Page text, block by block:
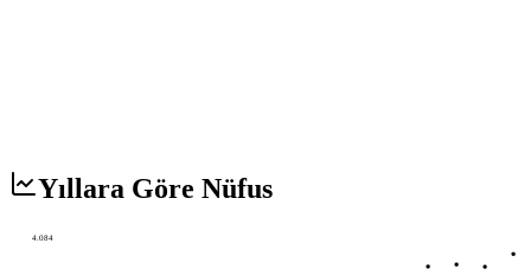
Yıllara Göre Nüfus
4.084